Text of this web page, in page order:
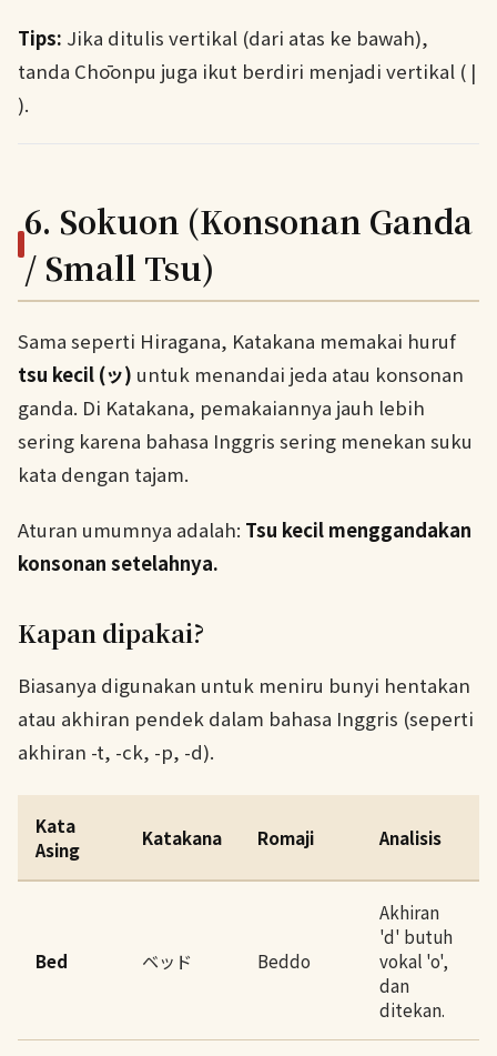
Tips: Jika ditulis vertikal (dari atas ke bawah),
tanda Chōonpu juga ikut berdiri menjadi vertikal ( |
).
6. Sokuon (Konsonan Ganda
/ Small Tsu)
Sama seperti Hiragana, Katakana memakai huruf
tsu kecil (ッ) untuk menandai jeda atau konsonan
ganda. Di Katakana, pemakaiannya jauh lebih
sering karena bahasa Inggris sering menekan suku
kata dengan tajam.
Aturan umumnya adalah: Tsu kecil menggandakan
konsonan setelahnya.
Kapan dipakai?
Biasanya digunakan untuk meniru bunyi hentakan
atau akhiran pendek dalam bahasa Inggris (seperti
akhiran -t, -ck, -p, -d).
Kata
Asing
Katakana Romaji Analisis
Bed ベッド Beddo
Akhiran
'd' butuh
vokal 'o',
dan
ditekan.